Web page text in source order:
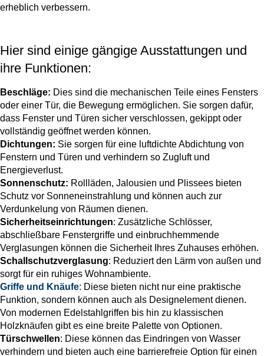
Holzfenster
Fenster konfigurieren
Brandschutzfenster
Bogenfenster
Kunststoff-Alu Balkontüren
Alu Balkontüren
Holzbalkontüren
Balkontür konfigurieren
WEITERE BALKONTÜREN
Abschließbare Balkontüren
Nach aussen öffnende Balkontüren
Schiebetüren
PSK-Türen
Hebeschiebetüren
Faltschiebetüren
Hebeschiebetüren Aluminium
Holz-Haustüren
PVC-Haustüren
Haustür konfigurieren
WEITERE TÜREN
Brand- / Rauchschutztüren
Haustüren mit Seitenteil
Kellertüren
Aufsatzrollläden
Unterputzraffstoren
Unterputzrollläden
Garagentore
Sektionaltore
Sektionaltor Konfigurieren
MARKEN & VARIANTEN
Drutex Sektionaltore
Krispol Sektionaltore
Sektionaltore mit Schlupftüre
Sektionaltor Farben und Dekore
Rolltore
ZUBEHÖR & ERSATZTEILE
Abdeckleisten
Winkelprofile
Blendrahmenverbreiterungen
Fensterbänke
Informationsportal
RESSOURCEN
Produktkataloge
Schnittzeichnungen Suche
Fenster Wiki
Fachbegriffe Lexikon
erheblich verbessern.
Hier sind einige gängige Ausstattungen und
ihre Funktionen:
Beschläge: Dies sind die mechanischen Teile eines Fensters
oder einer Tür, die Bewegung ermöglichen. Sie sorgen dafür,
dass Fenster und Türen sicher verschlossen, gekippt oder
vollständig geöffnet werden können.
Dichtungen: Sie sorgen für eine luftdichte Abdichtung von
Fenstern und Türen und verhindern so Zugluft und
Energieverlust.
Sonnenschutz: Rollläden, Jalousien und Plissees bieten
Schutz vor Sonneneinstrahlung und können auch zur
Verdunkelung von Räumen dienen.
Sicherheitseinrichtungen: Zusätzliche Schlösser,
abschließbare Fenstergriffe und einbruchhemmende
Verglasungen können die Sicherheit Ihres Zuhauses erhöhen.
Schallschutzverglasung: Reduziert den Lärm von außen und
sorgt für ein ruhiges Wohnambiente.
Griffe und Knäufe: Diese bieten nicht nur eine praktische
Funktion, sondern können auch als Designelement dienen.
Von modernen Edelstahlgriffen bis hin zu klassischen
Holzknäufen gibt es eine breite Palette von Optionen.
Türschwellen: Diese können das Eindringen von Wasser
verhindern und bieten auch eine barrierefreie Option für einen